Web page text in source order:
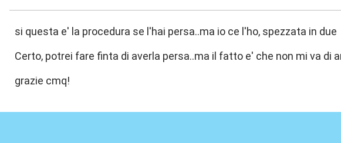
si questa e' la procedura se l'hai persa..ma io ce l'ho, spezzata in
Certo, potrei fare finta di averla persa..ma il fatto e' che non mi va di
grazie cmq!